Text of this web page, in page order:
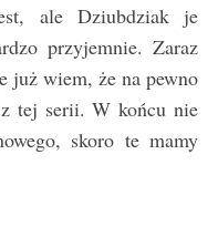
ale Dziubdziak je
przyjemnie. Zaraz
już wiem, że na pewno
tej serii. W końcu nie
skoro te mamy